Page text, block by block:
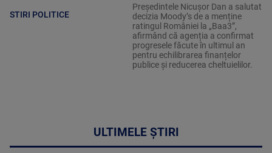
STIRI POLITICE
Președintele Nicușor Dan a salutat
decizia Moody’s de a menține
ratingul României la „Baa3”,
afirmând că agenția a confirmat
progresele făcute în ultimul an
pentru echilibrarea finanțelor
publice și reducerea cheltuielilor.
ULTIMELE ȘTIRI